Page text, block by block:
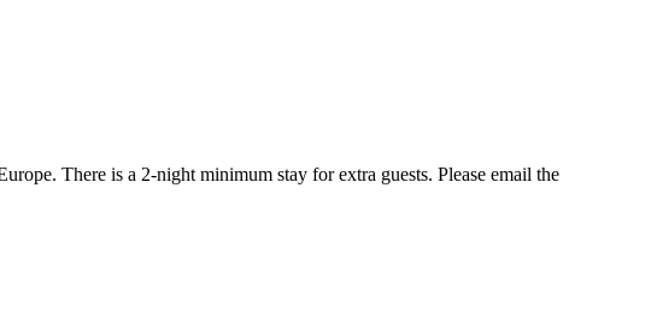
There is a 2-night minimum stay for extra guests. Please email the